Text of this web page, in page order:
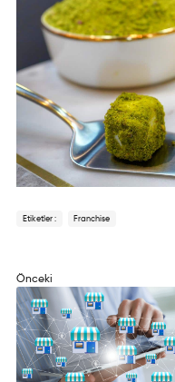
Etiketler : Franchise
Önceki